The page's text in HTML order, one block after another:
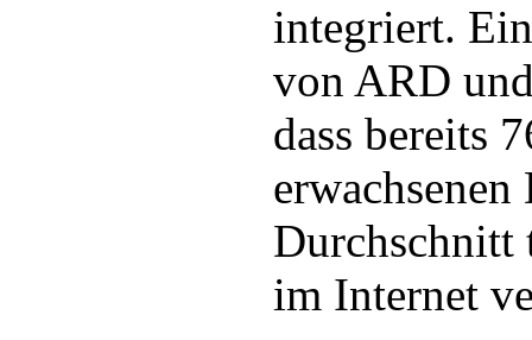
integriert.
von ARD
dass bereits
im Internet